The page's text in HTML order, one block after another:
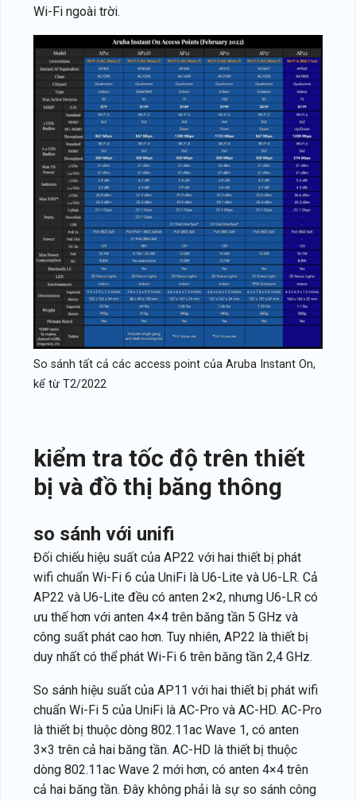
Wi-Fi ngoài trời.
So sánh tất cả các access point của Aruba Instant On,
kể từ T2/2022
kiểm tra tốc độ trên thiết
bị và đồ thị băng thông
so sánh với unifi
Đối chiếu hiệu suất của AP22 với hai thiết bị phát
wifi chuẩn Wi-Fi 6 của UniFi là U6-Lite và U6-LR. Cả
AP22 và U6-Lite đều có anten 2×2, nhưng U6-LR có
ưu thế hơn với anten 4×4 trên băng tần 5 GHz và
công suất phát cao hơn. Tuy nhiên, AP22 là thiết bị
duy nhất có thể phát Wi-Fi 6 trên băng tần 2,4 GHz.
So sánh hiệu suất của AP11 với hai thiết bị phát wifi
chuẩn Wi-Fi 5 của UniFi là AC-Pro và AC-HD. AC-Pro
là thiết bị thuộc dòng 802.11ac Wave 1, có anten
3×3 trên cả hai băng tần. AC-HD là thiết bị thuộc
dòng 802.11ac Wave 2 mới hơn, có anten 4×4 trên
cả hai băng tần. Đây không phải là sự so sánh công